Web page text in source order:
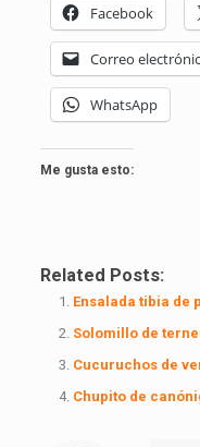
Facebook
Correo
WhatsApp
Me gusta esto:
Related Posts:
Ensalada tibia de
Solomillo de
Cucuruchos de
Chupito de